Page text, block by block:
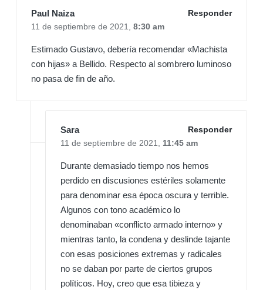
Paul Naiza
Responder
11 de septiembre de 2021, 8:30 am
Estimado Gustavo, debería recomendar «Machista
con hijas» a Bellido. Respecto al sombrero luminoso
no pasa de fin de año.
Sara
Responder
11 de septiembre de 2021, 11:45 am
Durante demasiado tiempo nos hemos
perdido en discusiones estériles solamente
para denominar esa época oscura y terrible.
Algunos con tono académico lo
denominaban «conflicto armado interno» y
mientras tanto, la condena y deslinde tajante
con esas posiciones extremas y radicales
no se daban por parte de ciertos grupos
políticos. Hoy, creo que esa tibieza y